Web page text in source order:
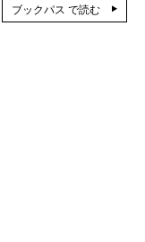
ブックパス で読む